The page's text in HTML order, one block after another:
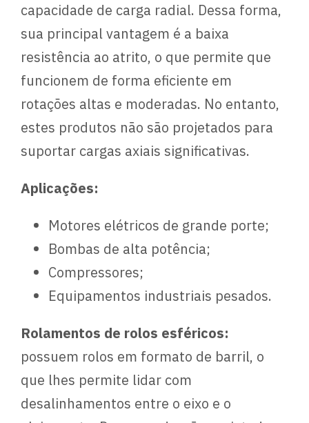
capacidade de carga radial. Dessa forma,
sua principal vantagem é a baixa
resistência ao atrito, o que permite que
funcionem de forma eficiente em
rotações altas e moderadas. No entanto,
estes produtos não são projetados para
suportar cargas axiais significativas.
Aplicações:
Motores elétricos de grande porte;
Bombas de alta potência;
Compressores;
Equipamentos industriais pesados.
Rolamentos de rolos esféricos:
possuem rolos em formato de barril, o
que lhes permite lidar com
desalinhamentos entre o eixo e o